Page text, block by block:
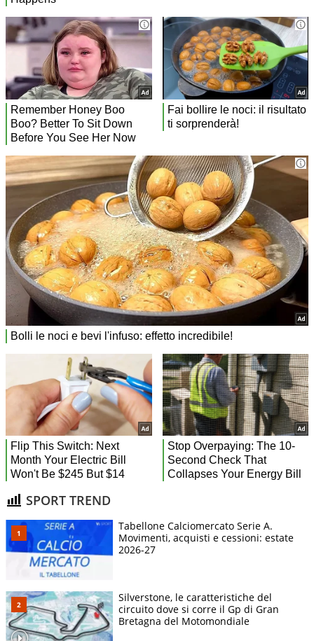
SPORT TREND
Tabellone Calciomercato Serie A.
Movimenti, acquisti e cessioni: estate
2026-27
Silverstone, le caratteristiche del
circuito dove si corre il Gp di Gran
Bretagna del Motomondiale